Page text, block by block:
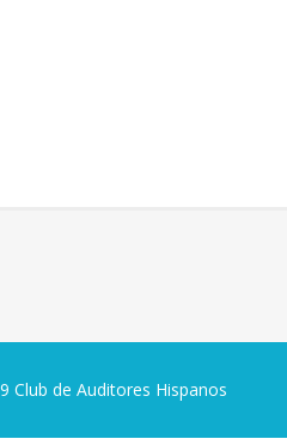
Club de Auditores Hispanos